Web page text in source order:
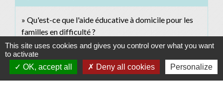
Qu'est-ce que l'aide éducative à domicile pour les
familles en difficulté ?
Signaler une erreur sur cette page
This site uses cookies and gives you control over what you want
to activate
OK, accept all
Deny all cookies Personalize